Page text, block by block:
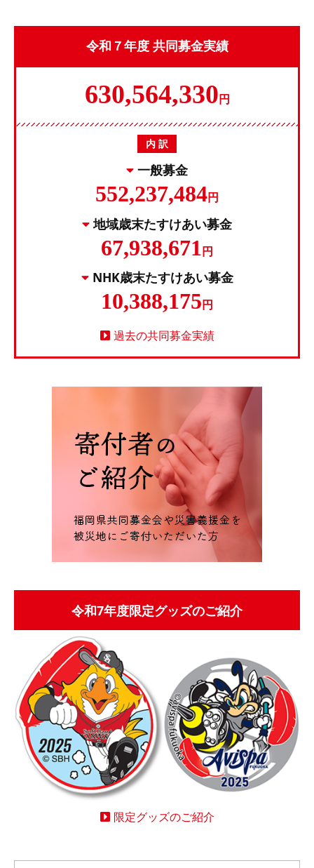
令和７年度 共同募金実績
630,564,330 円
内 訳
一般募金
552,237,484円
地域歳末たすけあい募金
67,938,671 円
NHK歳末たすけあい募金
10,388,175 円
過去の共同募金実績
令和7年度限定グッズのご紹介
限定グッズのご紹介